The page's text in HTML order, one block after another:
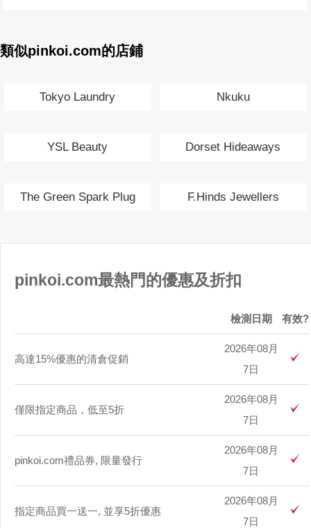
類似pinkoi.com的店鋪
Tokyo Laundry Nkuku
YSL Beauty Dorset Hideaways
The Green Spark Plug F.Hinds Jewellers
pinkoi.com最熱門的優惠及折扣
檢測日期 有效?
高達15%優惠的清倉促銷
2026年08月
7日
僅限指定商品，低至5折
2026年08月
7日
pinkoi.com禮品券, 限量發行
2026年08月
7日
指定商品買一送一, 並享5折優惠
2026年08月
7日